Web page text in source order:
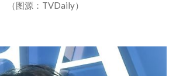
（图源：TVDaily）